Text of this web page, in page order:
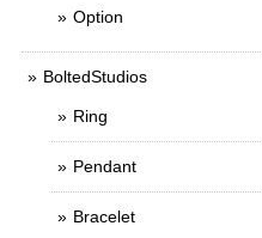
Option
BoltedStudios
Ring
Pendant
Bracelet